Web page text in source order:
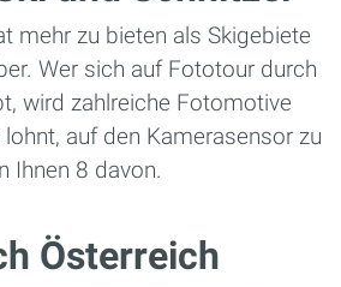
mehr zu bieten als Skigebiete
Wer sich auf Fototour durch
wird zahlreiche Fotomotive
auf den Kamerasensor zu
Ihnen 8 davon.
Österreich